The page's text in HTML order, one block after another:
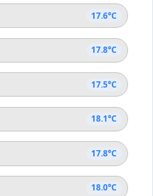
17.6°C
17.8°C
17.5°C
18.1°C
17.8°C
18.0°C